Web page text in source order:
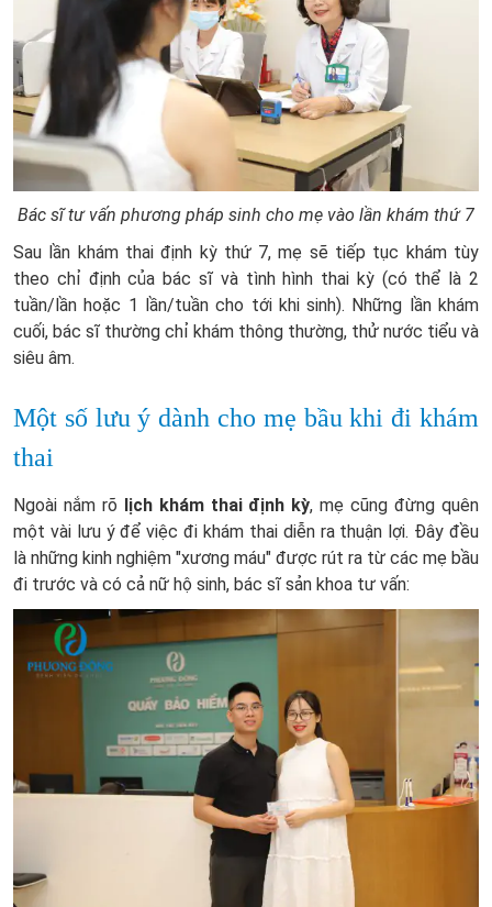
Bác sĩ tư vấn phương pháp sinh cho mẹ vào lần khám thứ 7
Sau lần khám thai định kỳ thứ 7, mẹ sẽ tiếp tục khám tùy
theo chỉ định của bác sĩ và tình hình thai kỳ (có thể là 2
tuần/lần hoặc 1 lần/tuần cho tới khi sinh). Những lần khám
cuối, bác sĩ thường chỉ khám thông thường, thử nước tiểu và
siêu âm.
Một số lưu ý dành cho mẹ bầu khi đi khám
thai
Ngoài nắm rõ lịch khám thai định kỳ, mẹ cũng đừng quên
một vài lưu ý để việc đi khám thai diễn ra thuận lợi. Đây đều
là những kinh nghiệm "xương máu" được rút ra từ các mẹ bầu
đi trước và có cả nữ hộ sinh, bác sĩ sản khoa tư vấn: